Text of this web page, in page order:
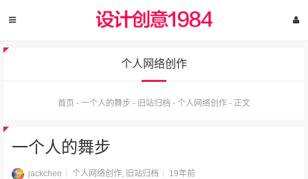
个人网络创作
首页 - 一个人的舞步 - 旧站归档 - 个人网络创作 - 正文
一个人的舞步
jackchen 个人网络创作, 旧站归档
19年前